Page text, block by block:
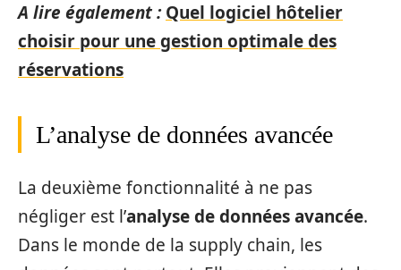
A lire également : Quel logiciel hôtelier
choisir pour une gestion optimale des
réservations
L’analyse de données avancée
La deuxième fonctionnalité à ne pas
négliger est l’analyse de données avancée.
Dans le monde de la supply chain, les